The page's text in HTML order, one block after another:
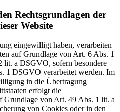
Rechtsgrundlagen der
Website
eingewilligt haben, verarbeiten
auf Grundlage von Art. 6 Abs. 1
a DSGVO, sofern besondere
1 DSGVO verarbeitet werden. Im
in die Übertragung
erfolgt die
Grundlage von Art. 49 Abs. 1 lit. a
von Cookies oder in den